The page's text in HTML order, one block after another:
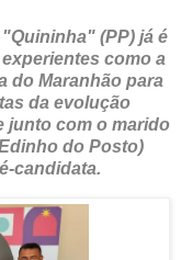
(PP) já é
como a
do Maranhão para
da evolução
junto com o marido
do Posto)
candidata.